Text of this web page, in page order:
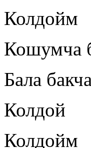
Колдойм
Кошумча
Бала
Колдой
Колдойм